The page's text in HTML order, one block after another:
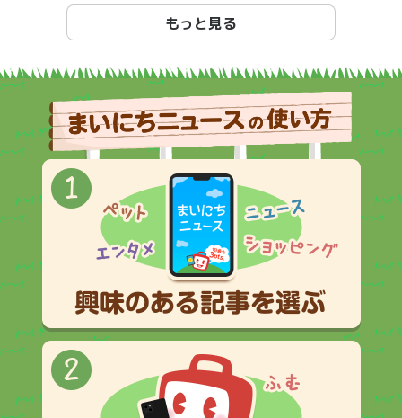
もっと見る